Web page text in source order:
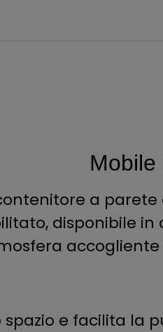
Mobile
a
disponibile
accogliente
e facilita la